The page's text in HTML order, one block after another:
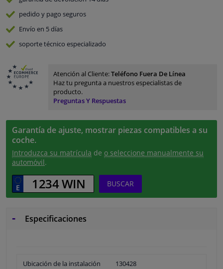
pedido y pago seguros
Envío en 5 días
soporte técnico especializado
Atención al Cliente:Teléfono Fuera De Línea
Haz tu pregunta a nuestros especialistas de
producto.
Preguntas Y Respuestas
Garantía de ajuste, mostrar piezas compatibles a su
coche.
Introduzca su matrícula de o seleccione manualmente su
automóvil.
BUSCAR
Especificaciones
Ubicación de la instalación 130428